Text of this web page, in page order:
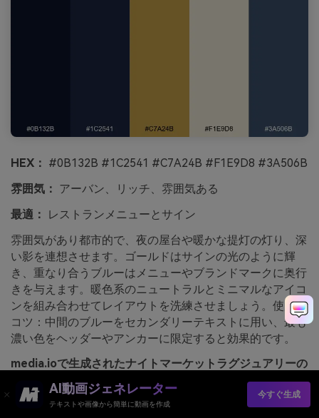
HEX： #0B132B #1C2541 #C7A24B #F1E9D8 #3A506B
雰囲気： アーバン、リッチ、雰囲気ある
最適：
レストランメニューとサイン
雰囲気があり都市的で、夜の屋台や暖かな提灯の灯り、深
い影を連想させます。ゴールドはサインの光のように輝
き、重なり合うブルーはメニューやブランドマークに奥行
きを与えます。暖色系のニュートラルとミニマルなアイコ
ンを組み合わせてレイアウトを洗練させましょう。使用の
コツ：中間のブルーをセカンダリーテキストに用い、最も
濃い色をヘッダーやアンカーに限定すると効果的です。
media.ioで生成されたナイトマーケットラグジュアリーの
AI動画ジェネレーター
テキストや画像から簡単に動画を作成
今すぐ生成